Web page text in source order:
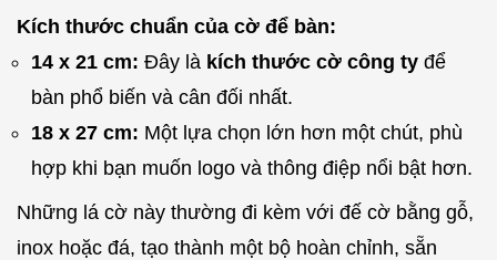
Kích thước chuẩn của cờ để bàn:
14 x 21 cm: Đây là kích thước cờ công tyđể
bàn phổ biến và cân đối nhất.
18 x 27 cm: Một lựa chọn lớn hơn một chút, phù
hợp khi bạn muốn logo và thông điệp nổi bật hơn.
Những lá cờ này thường đi kèm với đế cờ bằng gỗ,
inox hoặc đá, tạo thành một bộ hoàn chỉnh, sẵn